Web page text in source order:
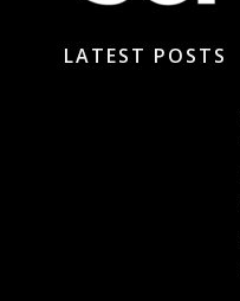
LATEST POSTS